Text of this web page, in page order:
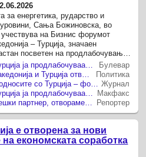
за енергетика, рударство и
Сања Божиновска, во
на Бизнис форумот
– Турција, значаен
посветен на продлабочување
соработка, привлекување ...
Булевар
Политика
Журнал
Макфакс
Репортер
е отворена за нови
економската соработка